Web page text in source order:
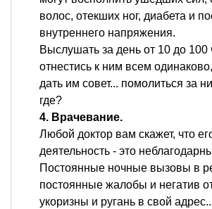
волос, отекших ног, диабета и
внутреннего напряжения.
Выслушать за день от 10 до 100
отнестись к ним всем
дать им совет... помолиться за
где?
4. Врачевание.
Любой доктор вам скажет, что
деятельность - это
Постоянные ночные вызовы в
постоянные жалобы и негатив
укоризны и ругань в свой